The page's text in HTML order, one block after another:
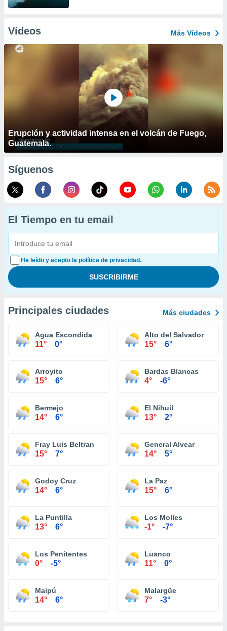
Vídeos Más Vídeos
Erupción y actividad intensa en el volcán de Fuego,
Guatemala.
Síguenos
El Tiempo en tu email
He leído y acepto la política de privacidad.
Principales ciudades Más ciudades
Agua Escondida
11° 0°
Alto del Salvador
15° 6°
Arroyito
15° 6°
Bardas Blancas
4° -6°
Bermejo
14° 6°
El Nihuil
13° 2°
Fray Luis Beltran
15° 7°
General Alvear
14° 5°
Godoy Cruz
14° 6°
La Paz
15° 6°
La Puntilla
13° 6°
Los Molles
-1° -7°
Los Penitentes
0° -5°
Luanco
11° 0°
Maipú
14° 6°
Malargüe
7° -3°